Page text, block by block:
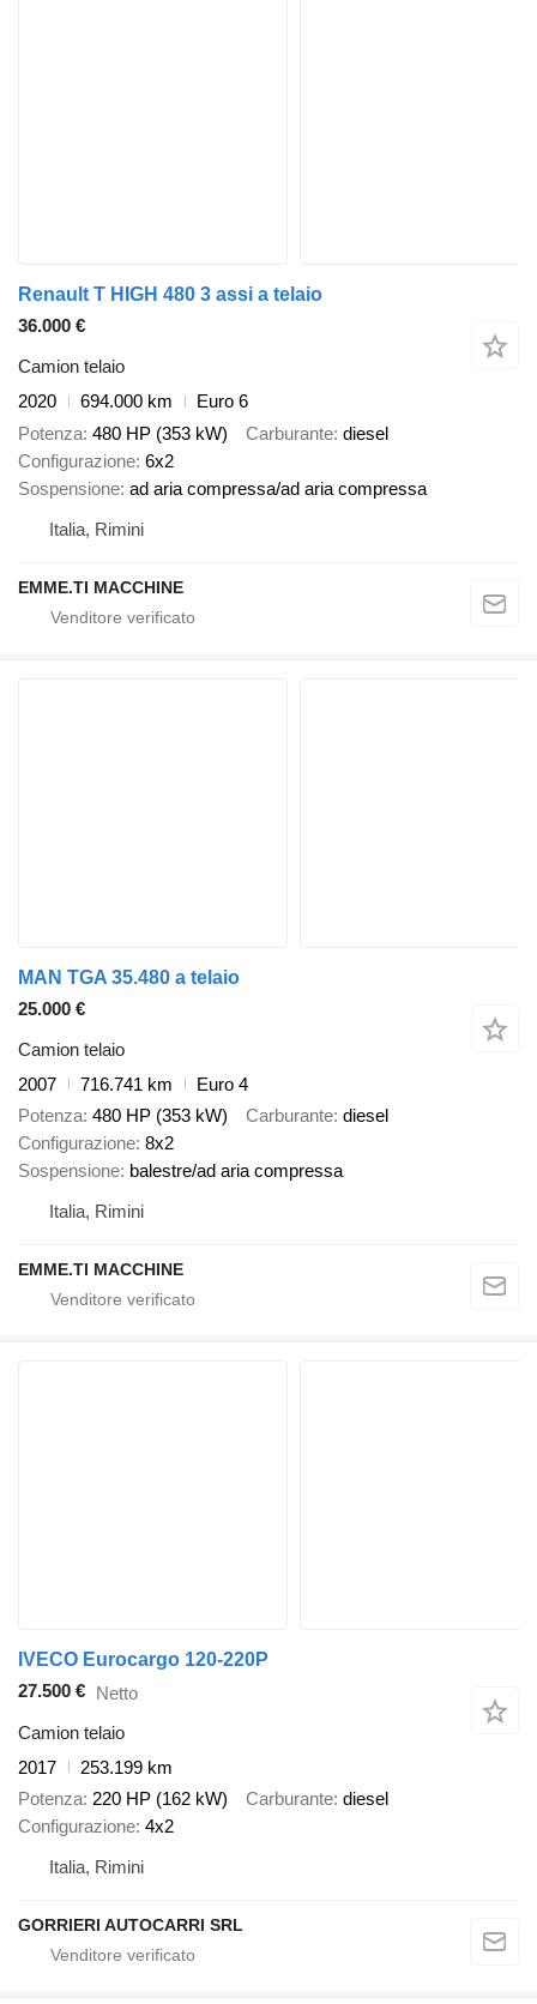
Renault T HIGH 480 3 assi a telaio
36.000 €
Camion telaio
2020
694.000 km
Euro 6
Potenza 480 HP (353 kW) Carburante diesel
Configurazione 6x2
Sospensione ad aria compressa/ad aria compressa
Italia, Rimini
EMME.TI MACCHINE
MAN TGA 35.480 a telaio
25.000 €
Camion telaio
2007
716.741 km
Euro 4
Potenza 480 HP (353 kW) Carburante diesel
Configurazione 8x2
Sospensione balestre/ad aria compressa
Italia, Rimini
EMME.TI MACCHINE
IVECO Eurocargo 120-220P
27.500 € Netto
Camion telaio
2017
253.199 km
Potenza 220 HP (162 kW) Carburante diesel
Configurazione 4x2
Italia, Rimini
GORRIERI AUTOCARRI SRL